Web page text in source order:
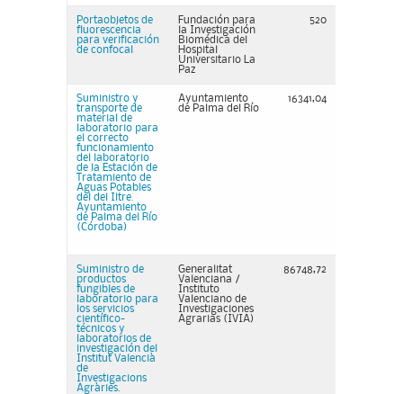
Portaobjetos de
fluorescencia
para verificación
de confocal
Fundación para
la Investigación
Biomédica del
Hospital
Universitario La
Paz
520
Suministro y
transporte de
material de
laboratorio para
el correcto
funcionamiento
del laboratorio
de la Estación de
Tratamiento de
Aguas Potables
del del Iltre.
Ayuntamiento
de Palma del Río
(Córdoba)
Ayuntamiento
de Palma del Río
16341,04
Suministro de
productos
fungibles de
laboratorio para
los servicios
científico-
técnicos y
laboratorios de
investigación del
Institut Valencià
de
Investigacions
Agràries.
Generalitat
Valenciana /
Instituto
Valenciano de
Investigaciones
Agrarias (IVIA)
86748,72